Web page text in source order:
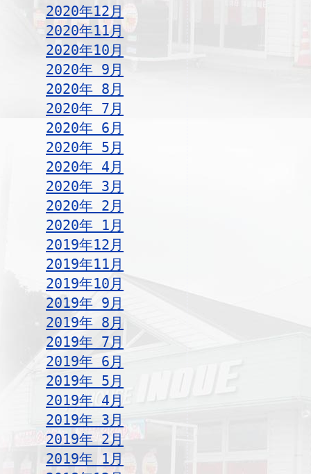
2020年12月
2020年11月
2020年10月
2020年 9月
2020年 8月
2020年 7月
2020年 6月
2020年 5月
2020年 4月
2020年 3月
2020年 2月
2020年 1月
2019年12月
2019年11月
2019年10月
2019年 9月
2019年 8月
2019年 7月
2019年 6月
2019年 5月
2019年 4月
2019年 3月
2019年 2月
2019年 1月